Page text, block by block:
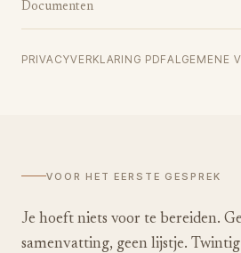
Documenten
PRIVACYVERKLARING PDFALGEMENE
VOOR HET EERSTE GESPREK
Je hoeft niets voor te bereiden.
samenvatting, geen lijstje.